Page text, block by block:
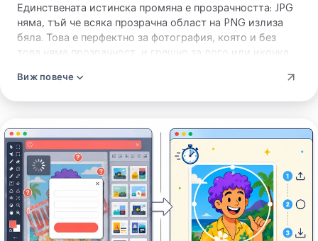
Единствената истинска промяна е прозрачността: JPG
няма, тъй че всяка прозрачна област на PNG излиза
бяла. Това е перфектно за фотография, която и без
това няма прозрачност, и грешно за лого или иконка,
запазили PNG или конвертирали към WebP.
Виж повече
Качете
изображението
си